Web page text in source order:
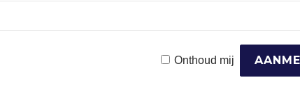
Onthoud mij